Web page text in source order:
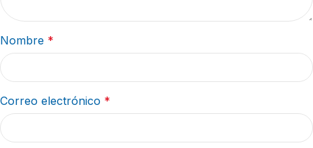
Nombre *
Correo electrónico *